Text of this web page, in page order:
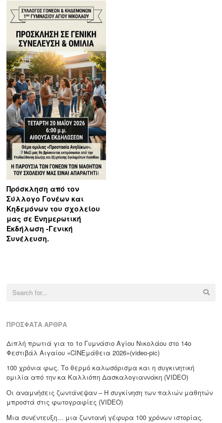
Πρόσκληση από τον
Σύλλογο Γονέων και
Κηδεμόνων του σχολείου
μας σε Ενημερωτική
Εκδήλωση -Γενική
Συνέλευση.
Search
ΠΡΌΣΦΑΤΑ ΆΡΘΡΑ
Διπλή πρωτιά για το 1ο Γυμνάσιο Αγίου Νικολάου στο 14ο
Φεστιβάλ Αιγαίου «CΙΝΕμάθεια 2026»(video-pic)
100 χρόνια φως. Το θερμό καλωσόρισμα και η συγκινητική
ομιλία από την κα Καλλιόπη Δασκαλογιαννάκη (VIDEO)
Οι αναμνήσεις ζωντάνεψαν – Η συγκίνηση των παλιών μαθητών
μπροστά στις φωτογραφίες (VIDEO)
Μια συνέντευξη… μια ζωντανή γέφυρα 100 χρόνων ιστορίας.